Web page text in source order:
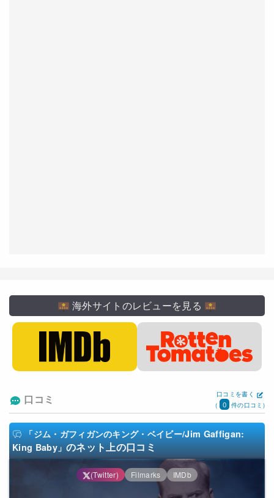
海外サイトのレビューを見る
口コミ
口コミを書く
(
0 件の口コミ)
「ジム・ガフィガンのキング・ベイビー/Jim Gaffigan:
King Baby」のネット上の口コミ
(Twitter) Filmarks IMDb